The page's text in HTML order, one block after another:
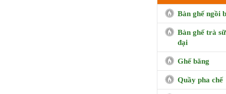
Bàn ghế ngồi
Bàn ghế trà
đại
Ghế băng
Quầy pha chế